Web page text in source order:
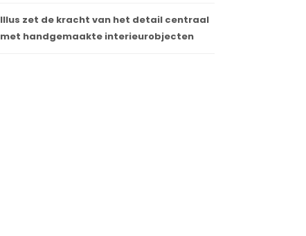
Illus zet de kracht van het detail centraal
met handgemaakte interieurobjecten